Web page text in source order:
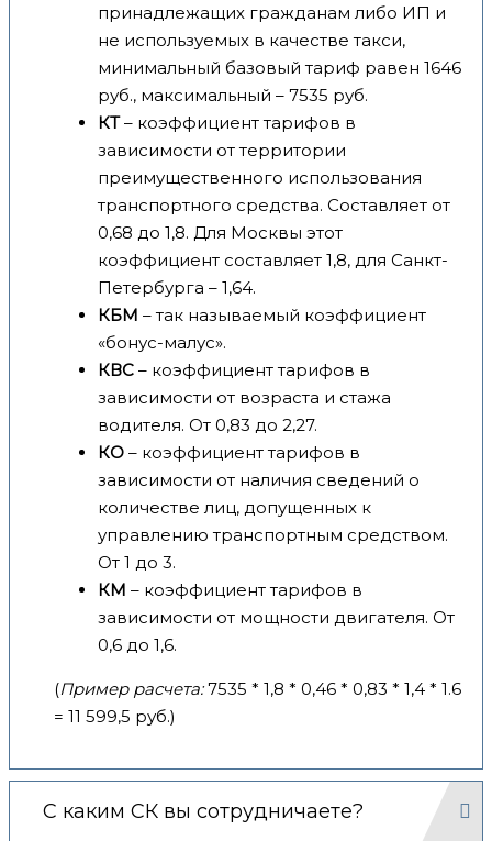
принадлежащих гражданам либо ИП и
не используемых в качестве такси,
минимальный базовый тариф равен 1646
руб., максимальный – 7535 руб.
КТ– коэффициент тарифов в
зависимости от территории
преимущественного использования
транспортного средства. Составляет от
0,68 до 1,8. Для Москвы этот
коэффициент составляет 1,8, для Санкт-
Петербурга – 1,64.
КБМ – так называемый коэффициент
«бонус-малус».
КВС – коэффициент тарифов в
зависимости от возраста и стажа
водителя. От 0,83 до 2,27.
КО – коэффициент тарифов в
зависимости от наличия сведений о
количестве лиц, допущенных к
управлению транспортным средством.
От 1 до 3.
КМ – коэффициент тарифов в
зависимости от мощности двигателя. От
0,6 до 1,6.
(Пример расчета:7535 * 1,8 * 0,46 * 0,83 * 1,4 * 1.6
= 11 599,5 руб.)
С каким СК вы сотрудничаете?